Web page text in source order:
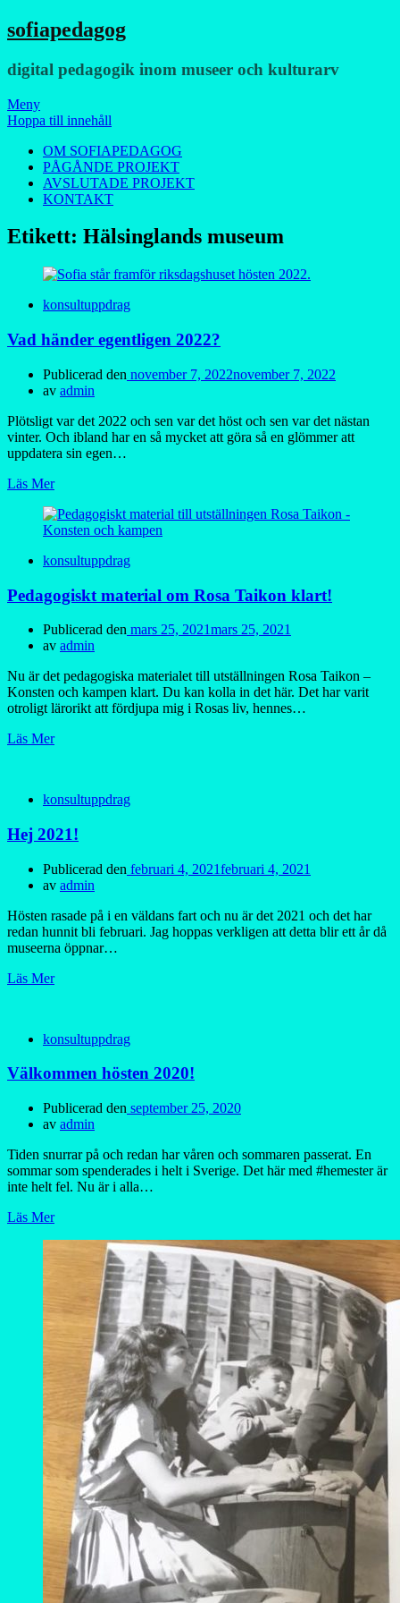
sofiapedagog
digital pedagogik inom museer och kulturarv
Meny
Hoppa till innehåll
OM SOFIAPEDAGOG
PÅGÅNDE PROJEKT
AVSLUTADE PROJEKT
KONTAKT
Etikett: Hälsinglands museum
konsultuppdrag
Vad händer egentligen 2022?
Publicerad den november 7, 2022november 7, 2022
av admin
Plötsligt var det 2022 och sen var det höst och sen var det nästan
vinter. Och ibland har en så mycket att göra så en glömmer att
uppdatera sin egen…
Läs Mer
konsultuppdrag
Pedagogiskt material om Rosa Taikon klart!
Publicerad den mars 25, 2021mars 25, 2021
av admin
Nu är det pedagogiska materialet till utställningen Rosa Taikon –
Konsten och kampen klart. Du kan kolla in det här. Det har varit
otroligt lärorikt att fördjupa mig i Rosas liv, hennes…
Läs Mer
konsultuppdrag
Hej 2021!
Publicerad den februari 4, 2021februari 4, 2021
av admin
Hösten rasade på i en väldans fart och nu är det 2021 och det har
redan hunnit bli februari. Jag hoppas verkligen att detta blir ett år då
museerna öppnar…
Läs Mer
konsultuppdrag
Välkommen hösten 2020!
Publicerad den september 25, 2020
av admin
Tiden snurrar på och redan har våren och sommaren passerat. En
sommar som spenderades i helt i Sverige. Det här med #hemester är
inte helt fel. Nu är i alla…
Läs Mer